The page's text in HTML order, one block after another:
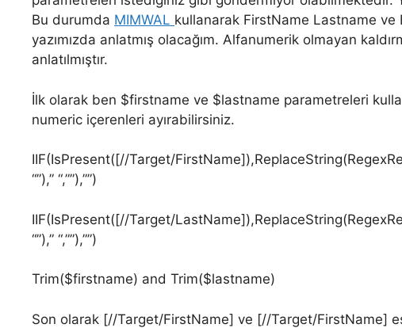
Bu durumda MIMWAL kullanarak FirstName Lastname ve
yazımızda anlatmış olacağım. Alfanumerik olmayan
anlatılmıştır.
İlk olarak ben $firstname ve $lastname parametreleri
numeric içerenleri ayırabilirsiniz.
IIF(IsPresent([//Target/
“”),” “,””),””)
IIF(IsPresent([//Target/
“”),” “,””),””)
Trim($firstname) and Trim($lastname)
Son olarak [//Target/FirstName] ve [//Target/FirstName]